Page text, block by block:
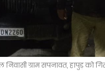
ग्राम सपनावत, हापुड़ को